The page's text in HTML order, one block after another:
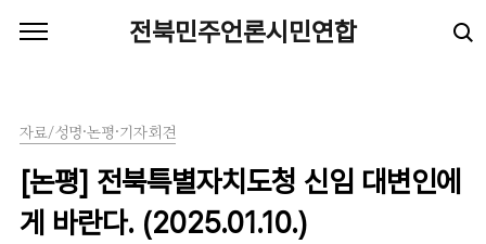
전북민주언론시민연합
자료/성명·논평·기자회견
[논평] 전북특별자치도청 신임 대변인에
게 바란다. (2025.01.10.)